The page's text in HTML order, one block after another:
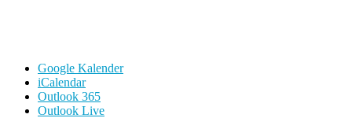
Google Kalender
iCalendar
Outlook 365
Outlook Live